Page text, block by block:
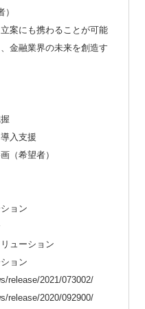
案にも携わることが可能
金融業界の未来を創造す
入支援
（希望者）
ョン
ューション
ョン
release/2021/073002/
release/2020/092900/